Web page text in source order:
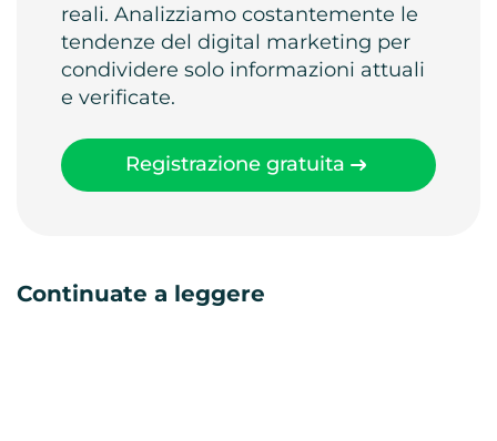
reali. Analizziamo costantemente le
tendenze del digital marketing per
condividere solo informazioni attuali
e verificate.
Registrazione gratuita
Continuate a leggere